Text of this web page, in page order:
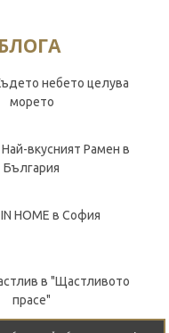
небето целува
морето
вкусният Рамен в
България
HOME в София
в "Щастливото
прасе"